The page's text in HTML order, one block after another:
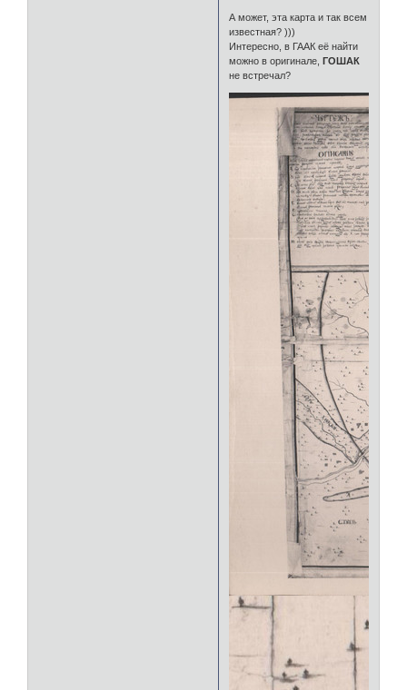
А может, эта карта и так всем
известная? )))
Интересно, в ГААК её найти
можно в оригинале,ГОШАК
не встречал?